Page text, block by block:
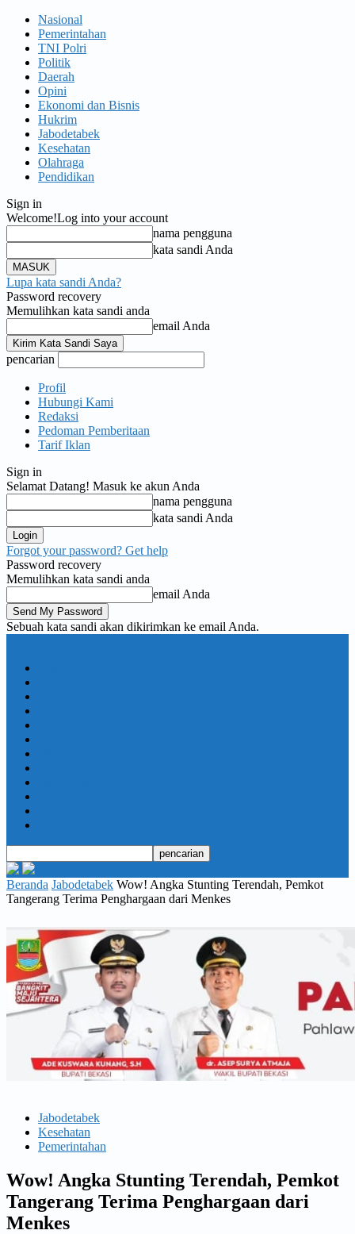
Nasional
Pemerintahan
TNI Polri
Politik
Daerah
Opini
Ekonomi dan Bisnis
Hukrim
Jabodetabek
Kesehatan
Olahraga
Pendidikan
Sign in
Welcome!Log into your account
nama pengguna
kata sandi Anda
Lupa kata sandi Anda?
Password recovery
Memulihkan kata sandi anda
email Anda
pencarian
Profil
Hubungi Kami
Redaksi
Pedoman Pemberitaan
Tarif Iklan
Sign in
Selamat Datang! Masuk ke akun Anda
nama pengguna
kata sandi Anda
Forgot your password? Get help
Password recovery
Memulihkan kata sandi anda
email Anda
Sebuah kata sandi akan dikirimkan ke email Anda.
Beranda Jabodetabek Wow! Angka Stunting Terendah, Pemkot
Tangerang Terima Penghargaan dari Menkes
Jabodetabek
Kesehatan
Pemerintahan
Wow! Angka Stunting Terendah, Pemkot
Tangerang Terima Penghargaan dari
Menkes